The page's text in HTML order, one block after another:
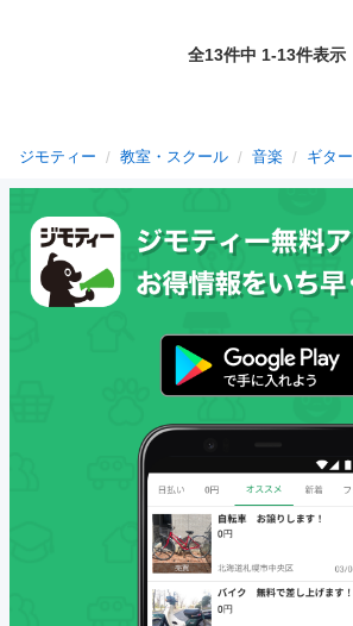
全13件中 1-13件表示
ジモティー 教室・スクール 音楽 ギター